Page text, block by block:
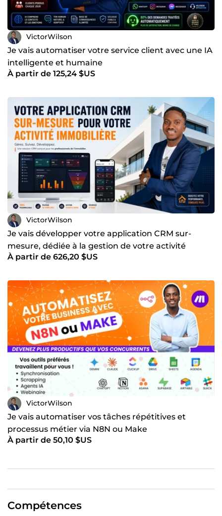
VictorWilson
Je vais automatiser votre service client avec une IA
intelligente et humaine
À partir de 125,24 $US
VictorWilson
Je vais développer votre application CRM sur-
mesure, dédiée à la gestion de votre activité
immobilière
À partir de 626,20 $US
VictorWilson
Je vais automatiser vos tâches répétitives et
processus métier via N8N ou Make
À partir de 50,10 $US
Compétences